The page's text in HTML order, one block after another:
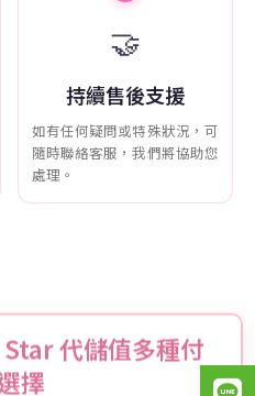
🤝
持續售後支援
如有任何疑問或特殊狀況，可
隨時聯絡客服，我們將協助您
處理。
代儲值多種付
擇